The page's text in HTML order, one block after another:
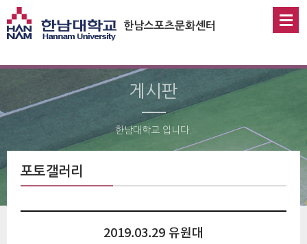
한남스포츠문화센터
게시판
한남대학교 입니다.
포토갤러리
2019.03.29 유원대